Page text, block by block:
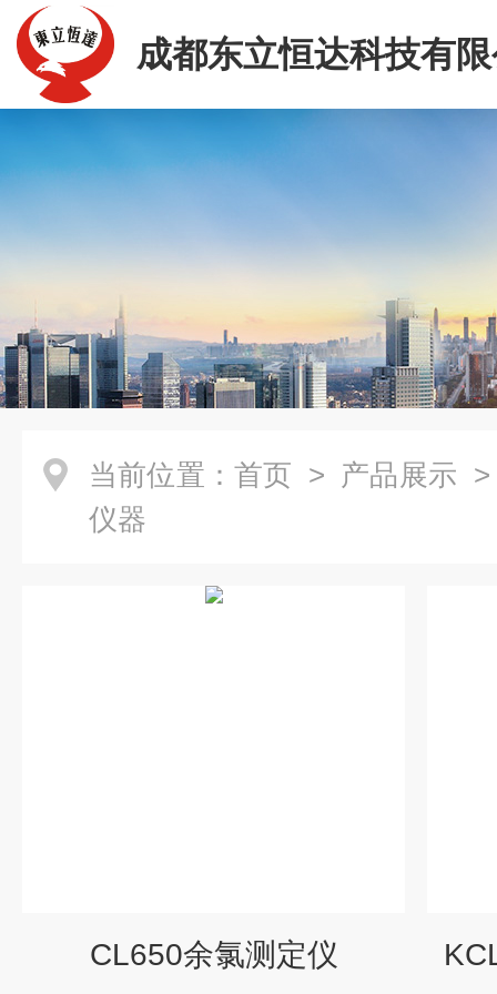
成都东立恒达科技有
当前位置： 首页 > 产品展示
仪器
CL650余氯测定仪